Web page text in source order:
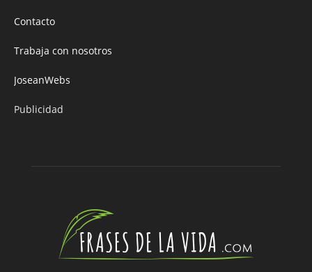
Contacto
Trabaja con nosotros
JoseanWebs
Publicidad